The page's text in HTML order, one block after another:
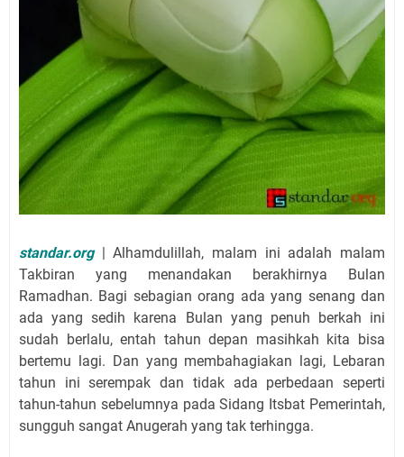
standar.org| Alhamdulillah, malam ini adalah malam
Takbiran yang menandakan berakhirnya Bulan
Ramadhan. Bagi sebagian orang ada yang senang dan
ada yang sedih karena Bulan yang penuh berkah ini
sudah berlalu, entah tahun depan masihkah kita bisa
bertemu lagi. Dan yang membahagiakan lagi, Lebaran
tahun ini serempak dan tidak ada perbedaan seperti
tahun-tahun sebelumnya pada Sidang Itsbat Pemerintah,
sungguh sangat Anugerah yang tak terhingga.